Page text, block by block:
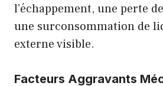
l’échappement, une perte
une surconsommation de
externe visible.
Facteurs Aggravants